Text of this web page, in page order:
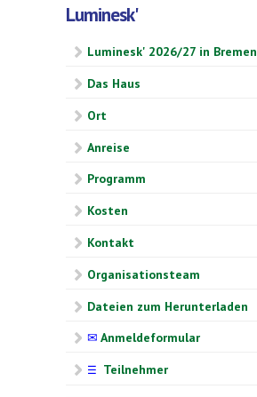
Luminesk'
Luminesk' 2026/27 in Bremen
Das Haus
Ort
Anreise
Programm
Kosten
Kontakt
Organisationsteam
Dateien zum Herunterladen
✉ Anmeldeformular
☰ Teilnehmer